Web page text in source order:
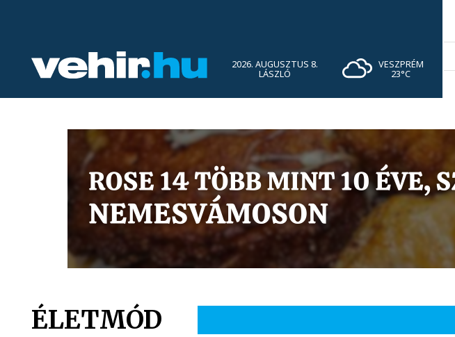
2026. AUGUSZTUS 8.
LÁSZLÓ
VESZPRÉM
23°C
ÉLETMÓD